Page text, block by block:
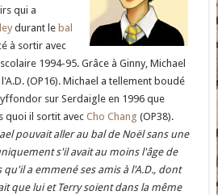
qui a
durant le bal
à sortir avec
1994-95. Grâce à Ginny, Michael
(OP16). Michael a tellement boudé
sur Serdaigle en 1996 que
quoi il sortit avecCho Chang (OP38).
pouvait aller au bal de Noël sans une
s'il avait au moins l'âge de
qu'il a emmené ses amis à l'A.D., dont
que lui et Terry soient dans la même